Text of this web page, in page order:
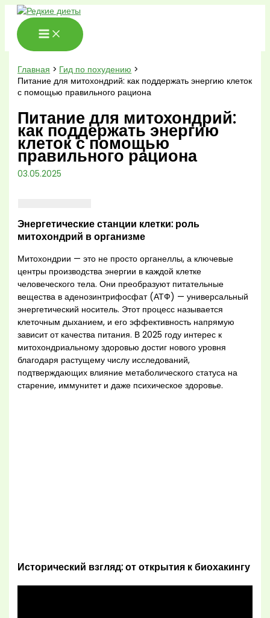
Перейти
содержимому
Главная
Гид по похудению
Питание для митохондрий: как поддержать энергию клеток
с помощью правильного рациона
Питание для митохондрий:
как поддержать энергию
клеток с помощью
правильного рациона
03.05.2025
Энергетические станции клетки: роль
митохондрий в организме
Митохондрии — это не просто органеллы, а ключевые
центры производства энергии в каждой клетке
человеческого тела. Они преобразуют питательные
вещества в аденозинтрифосфат (АТФ) — универсальный
энергетический носитель. Этот процесс называется
клеточным дыханием, и его эффективность напрямую
зависит от качества питания. В 2025 году интерес к
митохондриальному здоровью достиг нового уровня
благодаря растущему числу исследований,
подтверждающих влияние метаболического статуса на
старение, иммунитет и даже психическое здоровье.
Исторический взгляд: от открытия к биохакингу